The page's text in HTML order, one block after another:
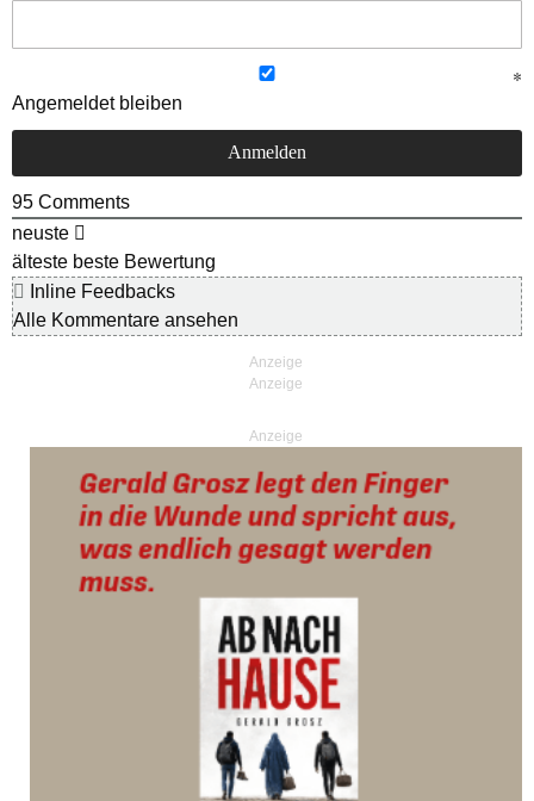
Angemeldet bleiben
95 Comments
neuste
älteste beste Bewertung
Inline Feedbacks
Alle Kommentare ansehen
Anzeige